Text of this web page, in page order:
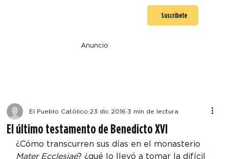
Suscríbete
Anuncio
El último testamento de Benedicto XVI
El Pueblo Católico 23 dic 2016 3 min de lectura
¿Cómo transcurren sus días en el monasterio
Mater Ecclesiae? ¿qué lo llevó a tomar la difícil